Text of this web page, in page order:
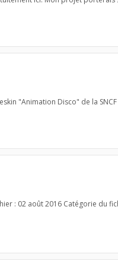
"Animation Disco" de la
: 02 août 2016 Catégorie du